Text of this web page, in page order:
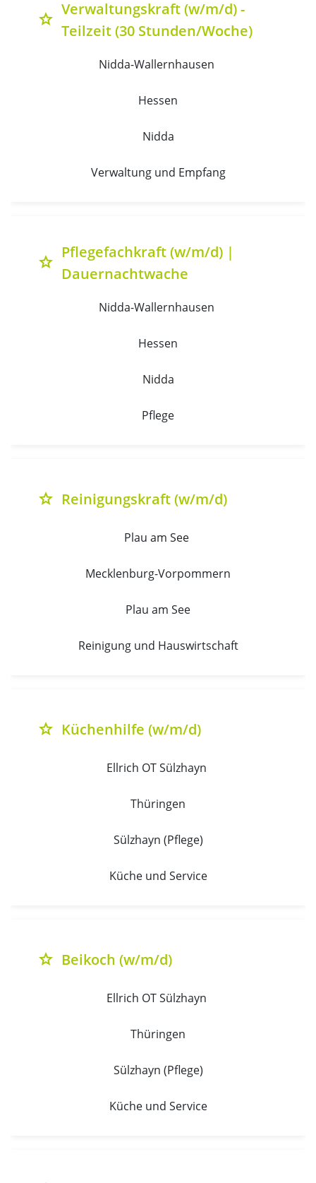
grade
Verwaltungskraft (w/m/d) -
Teilzeit (30 Stunden/Woche)
Nidda-Wallernhausen
Hessen
Nidda
Verwaltung und Empfang
grade
Pflegefachkraft (w/m/d) |
Dauernachtwache
Nidda-Wallernhausen
Hessen
Nidda
Pflege
grade Reinigungskraft (w/m/d)
Plau am See
Mecklenburg-Vorpommern
Plau am See
Reinigung und Hauswirtschaft
grade Küchenhilfe (w/m/d)
Ellrich OT Sülzhayn
Thüringen
Sülzhayn (Pflege)
Küche und Service
grade Beikoch (w/m/d)
Ellrich OT Sülzhayn
Thüringen
Sülzhayn (Pflege)
Küche und Service